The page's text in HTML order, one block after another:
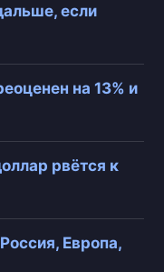
если
на 13% и
рвётся к
Европа,